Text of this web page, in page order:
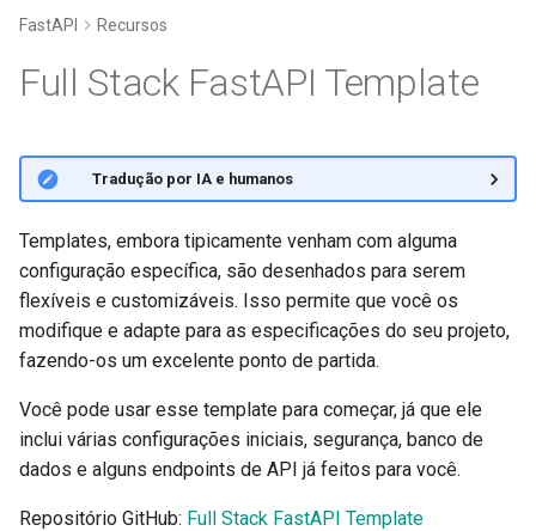
es - español
hi - हिन्दी
ja - 日本語
ko - 한국어
pt - português
ru - русский язык
tr - Türkçe
uk - українська мова
zh - 简体中文
Corpo da requisição
Parâmetros de consulta e
validações de string
Parâmetros de path e
validações numéricas
Modelos de Parâmetros
Consulta
Corpo - Múltiplos
Corpo - Campos
Códigos de status
Diretamente
HTML, Stream, File e
Retornos Adicionais no
OpenAPI
Cookies de Resposta
Cabeçalhos de resposta
Retorno - Altere o Código
FastAPI CLI
Implantação
Execute um Servidor
Conceitos de
Implantar FastAPI em
provedores de nuvem
Trabalhadores do Servidor
Uvicorn com Trabalhadores
FastAPI em contêineres -
Docker
Como Fazer - Receitas
Request e classe
OpenAPI condicional
Extendendo o OpenAPI
Esquemas OpenAPI
Separados para Entrada e
Saída ou Não
Recursos Estáticos
Personalizados para a UI
Exceptions - HTTPException
and WebSocketException
Dependencies - Depends()
and Security()
APIRouter class
Background Tasks -
BackgroundTasks
Request class
História, Design e Futuro
Benchmarks
FastAPI Recursos
Full Stack FastAPI Template
🌐 Tradução por IA e humanos
Templates, embora tipicamente venham com alguma
configuração específica, são desenhados para serem
flexíveis e customizáveis. Isso permite que você os
modifique e adapte para as especificações do seu projeto,
fazendo-os um excelente ponto de partida. 🏁
Você pode usar esse template para começar, já que ele
inclui várias configurações iniciais, segurança, banco de
dados e alguns endpoints de API já feitos para você.
Repositório GitHub: Full Stack FastAPI Template